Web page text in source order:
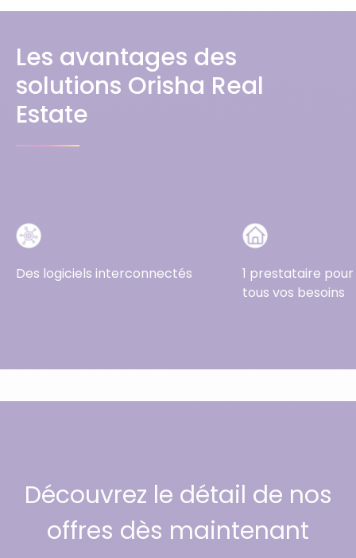
Les avantages des
solutions Orisha Real
Estate
Des logiciels interconnectés
1 prestataire
tous vos besoins
Découvrez le détail de nos
offres dès maintenant